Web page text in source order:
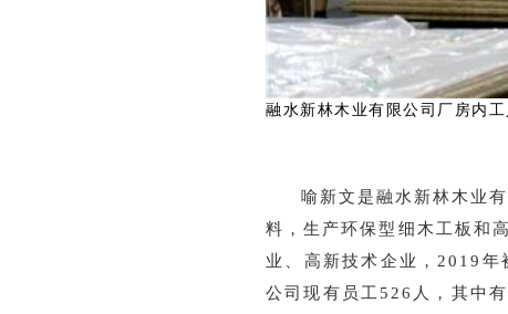
融水新林木业有限公司厂房内工
喻新文是融水新林木业
料，生产环保型细木工板和
业、高新技术企业，2019年
公司现有员工526人，其中